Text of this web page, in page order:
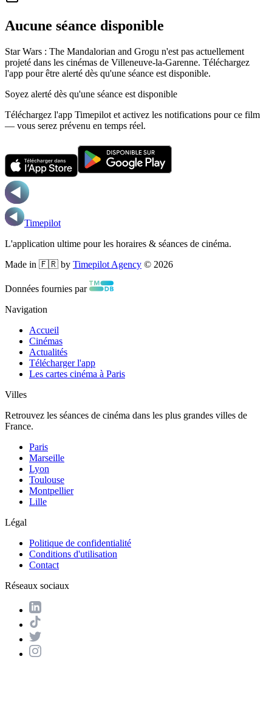
Aucune séance disponible
Star Wars : The Mandalorian and Grogu n'est pas actuellement
projeté dans les cinémas de Villeneuve-la-Garenne. Téléchargez
l'app pour être alerté dès qu'une séance est disponible.
Soyez alerté dès qu'une séance est disponible
Téléchargez l'app Timepilot et activez les notifications pour ce film
— vous serez prévenu en temps réel.
Timepilot
L'application ultime pour les horaires & séances de cinéma.
Made in 🇫🇷 by Timepilot Agency © 2026
Données fournies par
Navigation
Accueil
Cinémas
Actualités
Télécharger l'app
Les cartes cinéma à Paris
Villes
Retrouvez les séances de cinéma dans les plus grandes villes de
France.
Paris
Marseille
Lyon
Toulouse
Montpellier
Lille
Légal
Politique de confidentialité
Conditions d'utilisation
Contact
Réseaux sociaux